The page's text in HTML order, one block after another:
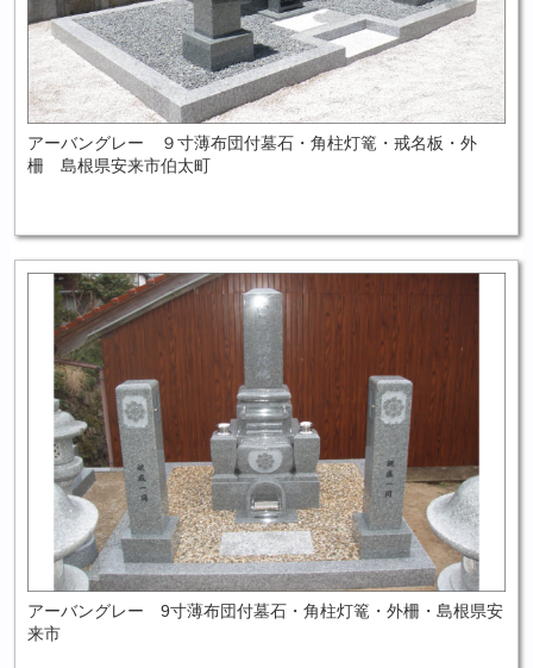
アーバングレー ９寸薄布団付墓石・角柱灯篭・戒名板・外
柵 島根県安来市伯太町
アーバングレー 9寸薄布団付墓石・角柱灯篭・外柵・島根県安
来市